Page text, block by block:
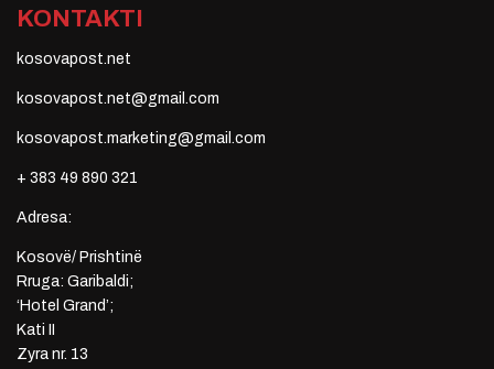
KONTAKTI
kosovapost.net
kosovapost.net@gmail.com
kosovapost.marketing@gmail.com
+ 383 49 890 321
Adresa:
Kosovë/ Prishtinë
Rruga: Garibaldi;
‘Hotel Grand’;
Kati II
Zyra nr. 13